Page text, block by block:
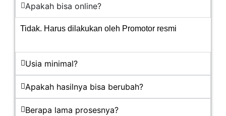
Apakah bisa online?
Tidak. Harus dilakukan oleh Promotor resmi
Usia minimal?
Apakah hasilnya bisa berubah?
Berapa lama prosesnya?